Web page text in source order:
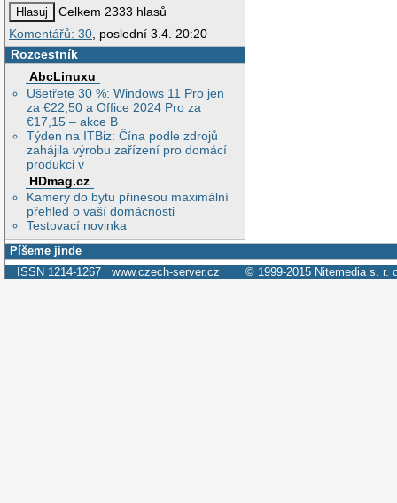
Celkem 2333 hlasů
Komentářů: 30, poslední 3.4. 20:20
Rozcestník
AbcLinuxu
Ušetřete 30 %: Windows 11 Pro jen
za €22,50 a Office 2024 Pro za
€17,15 – akce B
Týden na ITBiz: Čína podle zdrojů
zahájila výrobu zařízení pro domácí
produkci v
HDmag.cz
Kamery do bytu přinesou maximální
přehled o vaší domácnosti
Testovací novinka
Píšeme jinde
ISSN 1214-1267 www.czech-server.cz © 1999-2015 Nitemedia s. r.